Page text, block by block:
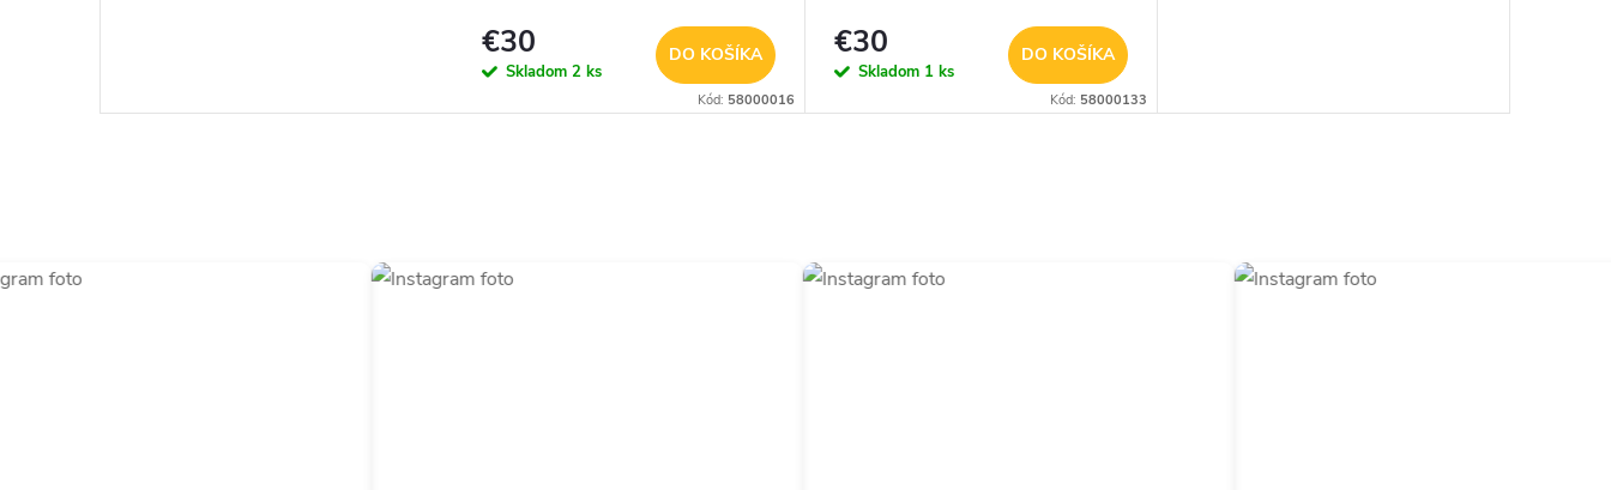
€30
Skladom 2 ks
DO KOŠÍKA
Kód: 58000016
€30
Skladom 1 ks
DO KOŠÍKA
Kód: 58000133